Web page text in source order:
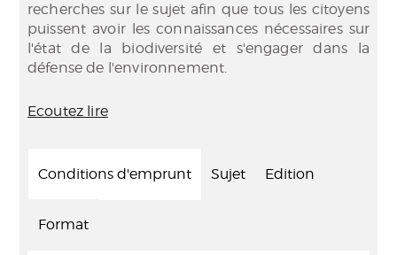
recherches sur le sujet afin que tous les citoyens
puissent avoir les connaissances nécessaires sur
l'état de la biodiversité et s'engager dans la
défense de l'environnement.
Ecoutez lire
Conditions d'emprunt Sujet Edition
Format